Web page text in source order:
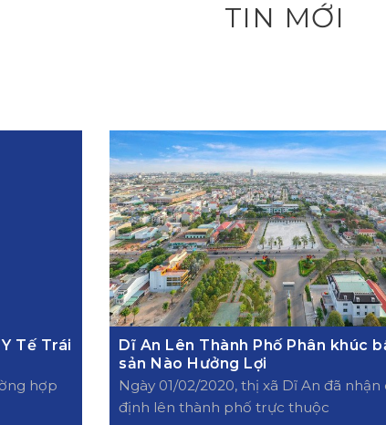
TIN MỚI
Tế Trái
hợp
Dĩ An Lên Thành Phố Phân khúc
sản Nào Hưởng Lợi
Ngày 01/02/2020, thị xã Dĩ An đã nhận
định lên thành phố trực thuộc